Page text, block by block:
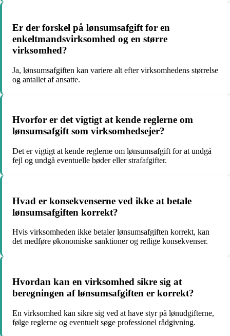
Er der forskel på lønsumsafgift for en
enkeltmandsvirksomhed og en større
virksomhed?
Ja, lønsumsafgiften kan variere alt efter virksomhedens størrelse
og antallet af ansatte.
Hvorfor er det vigtigt at kende reglerne om
lønsumsafgift som virksomhedsejer?
Det er vigtigt at kende reglerne om lønsumsafgift for at undgå
fejl og undgå eventuelle bøder eller strafafgifter.
Hvad er konsekvenserne ved ikke at betale
lønsumsafgiften korrekt?
Hvis virksomheden ikke betaler lønsumsafgiften korrekt, kan
det medføre økonomiske sanktioner og retlige konsekvenser.
Hvordan kan en virksomhed sikre sig at
beregningen af lønsumsafgiften er korrekt?
En virksomhed kan sikre sig ved at have styr på lønudgifterne,
følge reglerne og eventuelt søge professionel rådgivning.